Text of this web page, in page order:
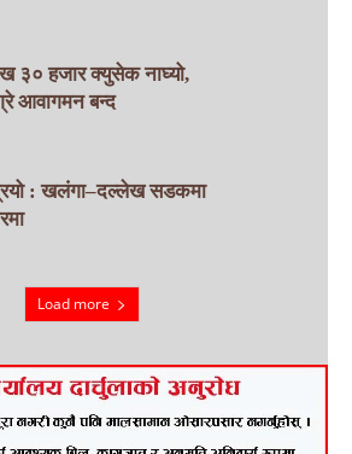
३० हजार क्युसेक नाघ्यो,
आवागमन बन्द
: खलंगा–दल्लेख सडकमा
Load more